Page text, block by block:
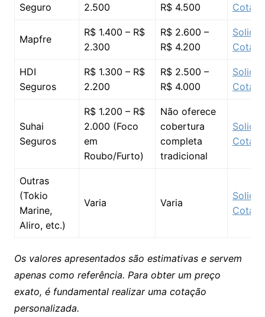
Seguro
2.500
R$ 4.500
Mapfre
R$ 1.400 – R$
2.300
R$ 2.600 –
R$ 4.200
HDI
Seguros
R$ 1.300 – R$
2.200
R$ 2.500 –
R$ 4.000
Suhai
Seguros
R$ 1.200 – R$
2.000 (Foco
em
Roubo/Furto)
Não oferece
cobertura
completa
tradicional
Outras
(Tokio
Marine,
Aliro, etc.)
Varia Varia
Os valores apresentados são estimativas e servem
apenas como referência. Para obter um preço
exato, é fundamental realizar uma cotação
personalizada.